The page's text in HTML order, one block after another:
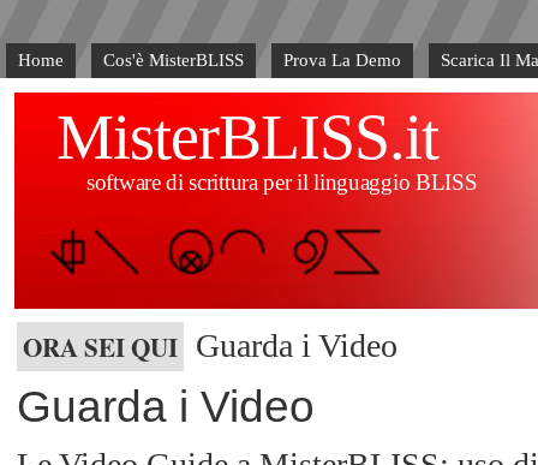
Home Cos'è MisterBLISS Prova La Demo Scarica Il
MisterBLISS.it
software di scrittura per il linguaggio BLISS
ORA SEI QUI Guarda i Video
Guarda i Video